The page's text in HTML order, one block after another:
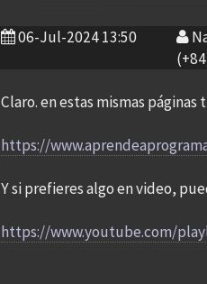
06-Jul-2024 13:50
Claro. en estas mismas páginas
https://
Y si prefieres algo en video,
https://www.youtube.com/